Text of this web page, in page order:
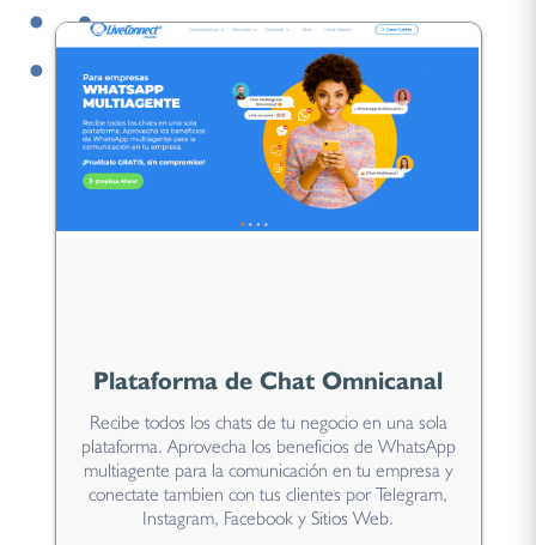
Plataforma de Chat Omnicanal
Recibe todos los chats de tu negocio en una sola
plataforma. Aprovecha los beneficios de WhatsApp
multiagente para la comunicación en tu empresa y
conectate tambien con tus clientes por Telegram,
Instagram, Facebook y Sitios Web.